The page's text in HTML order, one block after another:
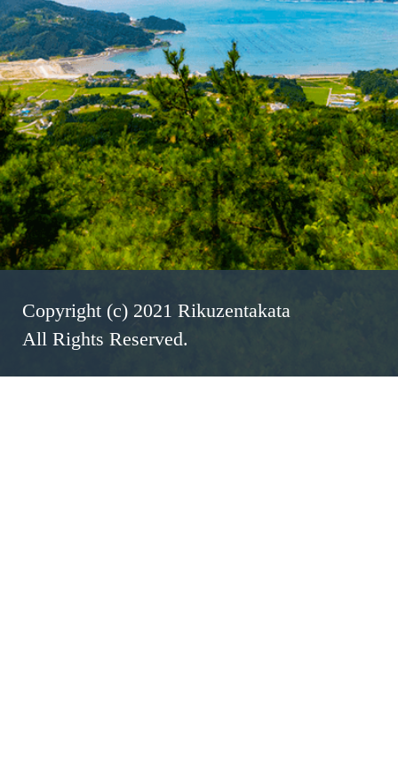
Copyright (c) 2021 Rikuzentakata
All Rights Reserved.